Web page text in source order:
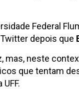
Federal
depois que
mas, neste
que tentam